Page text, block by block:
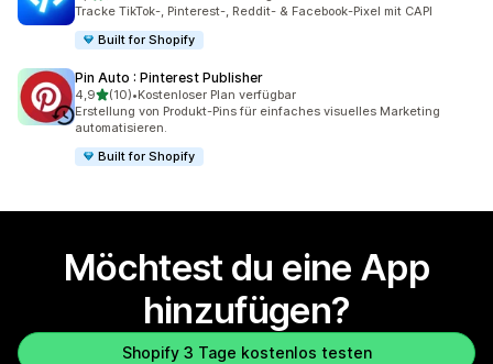
Tracke TikTok-, Pinterest-, Reddit- & Facebook-Pixel mit CAPI
Built for Shopify
Pin Auto : Pinterest Publisher
4,9von 5 Sternen
(10)
10 Rezensionen insgesamt
•Kostenloser Plan verfügbar
Erstellung von Produkt-Pins für einfaches visuelles Marketing
automatisieren.
Built for Shopify
Möchtest du eine App
hinzufügen?
Shopify 3 Tage kostenlos testen